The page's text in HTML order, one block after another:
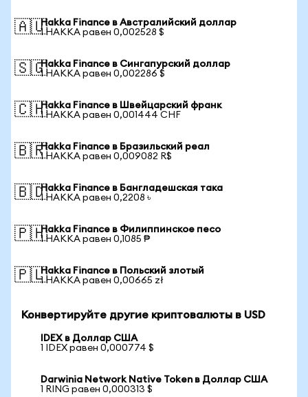
🇦🇺Hakka Finance в Австралийский доллар
1 HAKKA равен 0,002528 $
🇸🇬Hakka Finance в Сингапурский доллар
1 HAKKA равен 0,002286 $
🇨🇭Hakka Finance в Швейцарский франк
1 HAKKA равен 0,001444 CHF
🇧🇷Hakka Finance в Бразильский реал
1 HAKKA равен 0,009082 R$
🇧🇩Hakka Finance в Бангладешская така
1 HAKKA равен 0,2208 ৳
🇵🇭Hakka Finance в Филиппинское песо
1 HAKKA равен 0,1085 ₱
🇵🇱Hakka Finance в Польский злотый
1 HAKKA равен 0,00665 zł
Конвертируйте другие криптовалюты в USD
IDEX в Доллар США
1 IDEX равен 0,000774 $
Darwinia Network Native Token в Доллар США
1 RING равен 0,000313 $